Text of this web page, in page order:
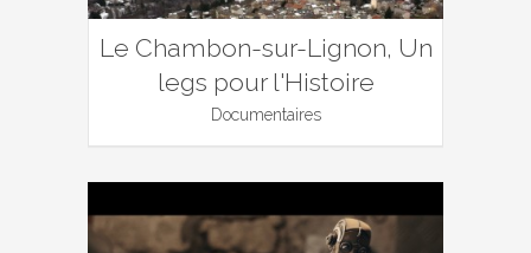
Le Chambon-sur-Lignon, Un
legs pour l'Histoire
Documentaires